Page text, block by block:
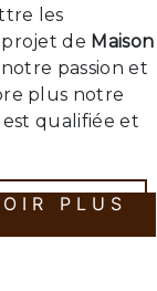
les
projet de Maison
passion et
plus notre
qualifiée et
PLUS